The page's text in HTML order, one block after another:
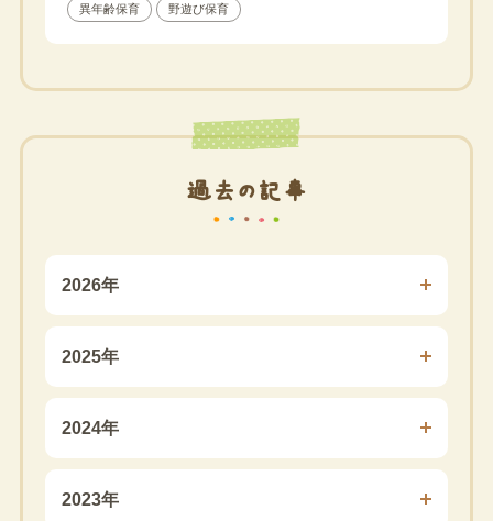
異年齢保育 野遊び保育
過去の記事
2026年
2025年
2024年
2023年